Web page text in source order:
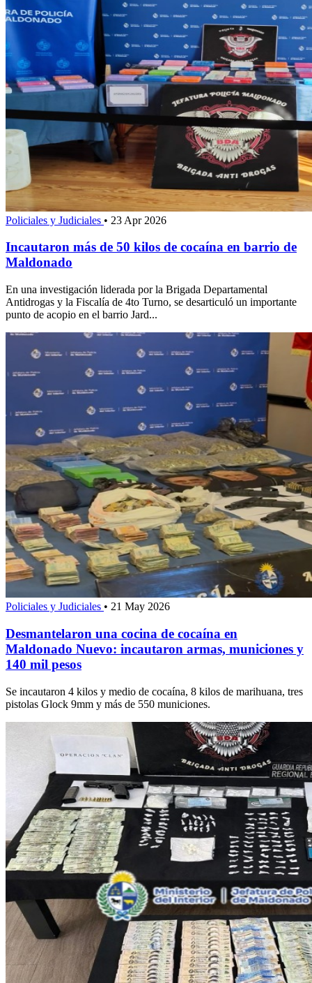
Policiales y Judiciales • 23 Apr 2026
Incautaron más de 50 kilos de cocaína en barrio de
Maldonado
En una investigación liderada por la Brigada Departamental
Antidrogas y la Fiscalía de 4to Turno, se desarticuló un importante
punto de acopio en el barrio Jard...
Policiales y Judiciales • 21 May 2026
Desmantelaron una cocina de cocaína en
Maldonado Nuevo: incautaron armas, municiones y
140 mil pesos
Se incautaron 4 kilos y medio de cocaína, 8 kilos de marihuana, tres
pistolas Glock 9mm y más de 550 municiones.